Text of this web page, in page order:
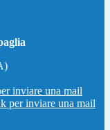
inviare una mail
per inviare una mail